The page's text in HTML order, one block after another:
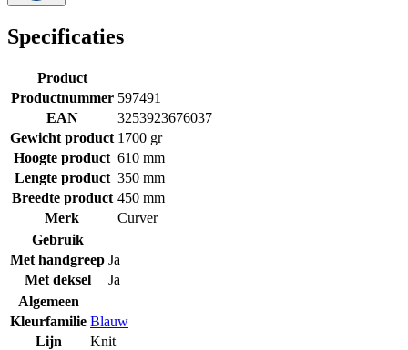
Specificaties
Product
Productnummer 597491
EAN
3253923676037
Gewicht product 1700 gr
Hoogte product 610 mm
Lengte product 350 mm
Breedte product 450 mm
Merk
Curver
Gebruik
Met handgreep Ja
Met deksel
Ja
Algemeen
Kleurfamilie Blauw
Lijn
Knit